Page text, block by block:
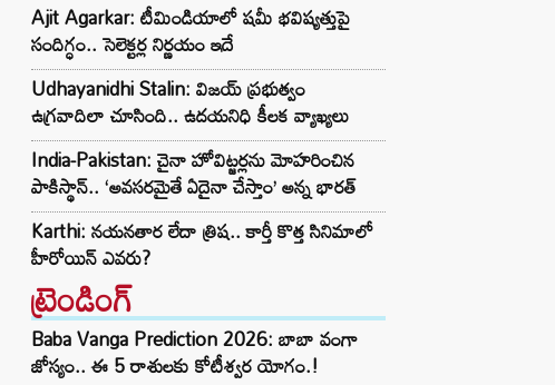
Ajit Agarkar: టీమిండియాలో షమీ భవిష్యత్తుపై
సందిగ్ధం.. సెలెక్టర్ల నిర్ణయం ఇదే
Udhayanidhi Stalin: విజయ్ ప్రభుత్వం
ఉగ్రవాదిలా చూసింది.. ఉదయనిధి కీలక వ్యాఖ్యలు
India-Pakistan: చైనా హోవిట్జర్లను మోహరించిన
పాకిస్థాన్.. ‘అవసరమైతే ఏదైనా చేస్తాం’ అన్న భారత్
Karthi: నయనతార లేదా త్రిష.. కార్తీ కొత్త సినిమాలో
హీరోయిన్ ఎవరు?
ట్రెండింగ్‌
Baba Vanga Prediction 2026: బాబా వంగా
జోస్యం.. ఈ 5 రాశులకు కోటీశ్వర యోగం.!